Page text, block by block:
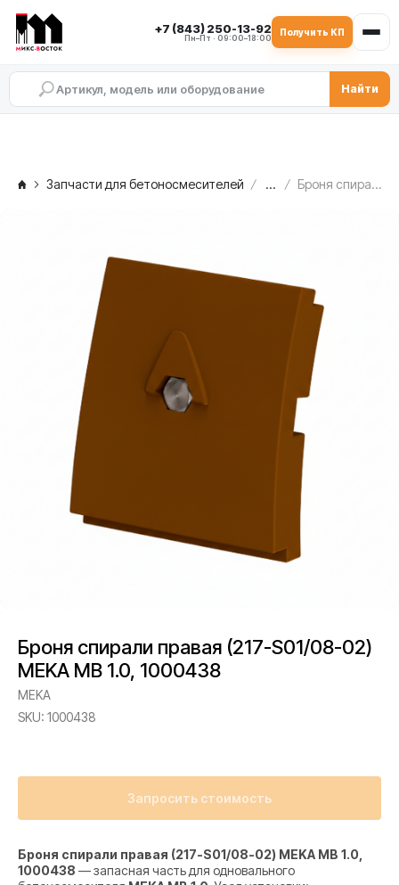
+7 (843) 250-13-92
Пн–Пт · 09:00–18:00
Получить КП
Найти
Запчасти для бетоносмесителей ... Броня спирали правая (217-S01/08-02) MEKA MB 1.0, 1000438
Броня спирали правая (217-S01/08-02)
MEKA MB 1.0, 1000438
MEKA
SKU: 1000438
Запросить стоимость
Броня спирали правая (217-S01/08-02) MEKA MB 1.0,
1000438 — запасная часть для одновального